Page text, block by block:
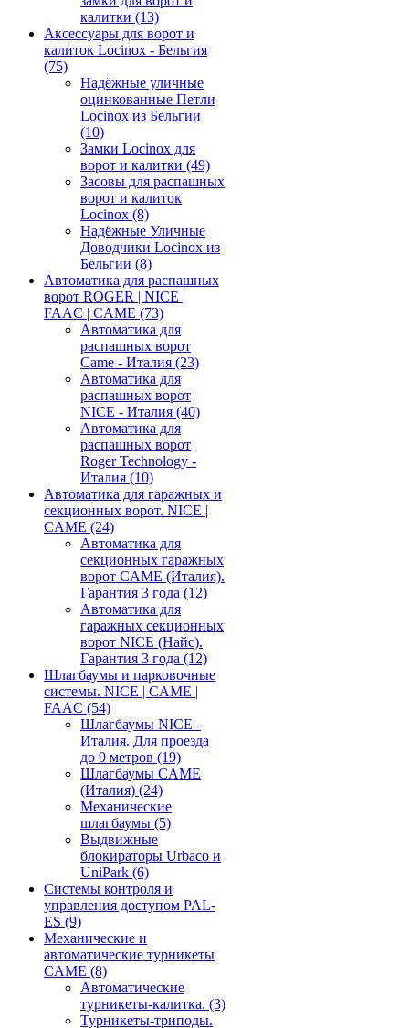
калитки (13)
Аксессуары для ворот и
калиток Locinox - Бельгия
(75)
Надёжные уличные
оцинкованные Петли
Locinox из Бельгии
(10)
Замки Locinox для
ворот и калитки (49)
Засовы для распашных
ворот и калиток
Locinox (8)
Надёжные Уличные
Доводчики Locinox из
Бельгии (8)
Автоматика для распашных
ворот ROGER | NICE |
FAAC | CAME (73)
Автоматика для
распашных ворот
Came - Италия (23)
Автоматика для
распашных ворот
NICE - Италия (40)
Автоматика для
распашных ворот
Roger Technology -
Италия (10)
Автоматика для гаражных и
секционных ворот. NICE |
CAME (24)
Автоматика для
секционных гаражных
ворот CAME (Италия).
Гарантия 3 года (12)
Автоматика для
гаражных секционных
ворот NICE (Найс).
Гарантия 3 года (12)
Шлагбаумы и парковочные
системы. NICE | CAME |
FAAC (54)
Шлагбаумы NICE -
Италия. Для проезда
до 9 метров (19)
Шлагбаумы CAME
(Италия) (24)
Механические
шлагбаумы (5)
Выдвижные
блокираторы Urbaco и
UniPark (6)
Системы контроля и
управления доступом PAL-
ES (9)
Механические и
автоматические турникеты
CAME (8)
Автоматические
турникеты-калитка. (3)
Турникеты-триподы.